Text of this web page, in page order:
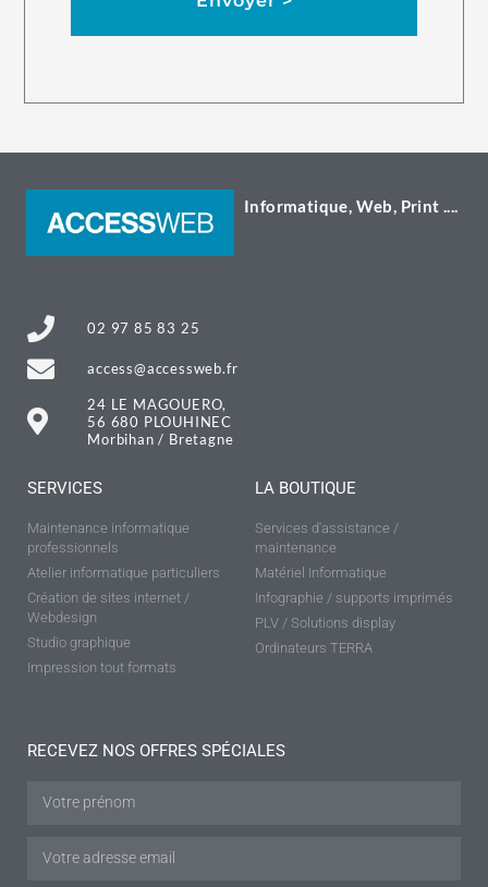
Informatique, Web, Print ....
02 97 85 83 25
access@accessweb.fr
24 LE MAGOUERO,
56 680 PLOUHINEC
Morbihan / Bretagne
SERVICES
Maintenance informatique
professionnels
Atelier informatique particuliers
Création de sites internet /
Webdesign
Studio graphique
Impression tout formats
LA BOUTIQUE
Services d'assistance /
maintenance
Matériel Informatique
Infographie / supports imprimés
PLV / Solutions display
Ordinateurs TERRA
RECEVEZ NOS OFFRES SPÉCIALES